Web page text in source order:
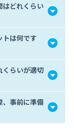
はどれくらい
トは何です
くらいが適切
、事前に準備